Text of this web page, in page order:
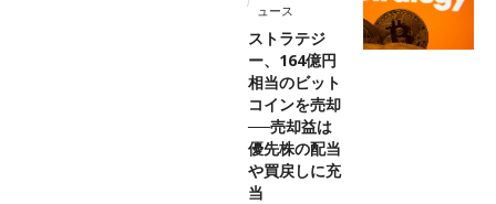
ュース
ストラテジ
ー、164億円
相当のビット
コインを売却
──売却益は
優先株の配当
や買戻しに充
当